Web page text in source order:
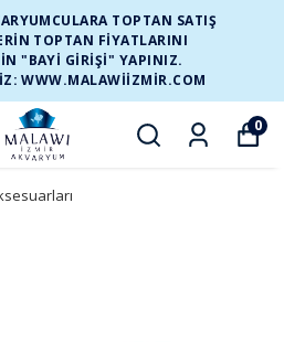
TOPTAN SATIŞ
TOPTAN FİYATLARINI
"BAYİ GİRİŞİ" YAPINIZ.
WWW.MALAWIIZMIR.COM
0